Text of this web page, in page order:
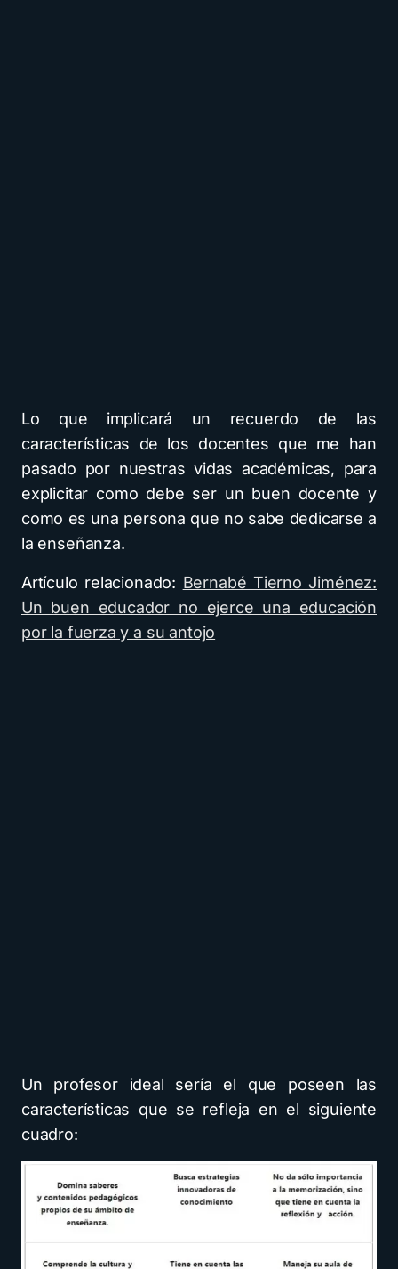
Lo que implicará un recuerdo de las
características de los docentes que me han
pasado por nuestras vidas académicas, para
explicitar como debe ser un buen docente y
como es una persona que no sabe dedicarse a
la enseñanza.
Artículo relacionado: Bernabé Tierno Jiménez:
Un buen educador no ejerce una educación
por la fuerza y a su antojo
Un profesor ideal sería el que poseen las
características que se refleja en el siguiente
cuadro: